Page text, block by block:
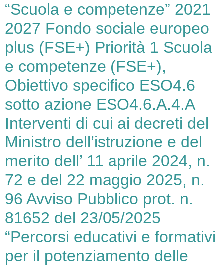
“Scuola e competenze” 2021
2027 Fondo sociale europeo
plus (FSE+) Priorità 1 Scuola
e competenze (FSE+),
Obiettivo specifico ESO4.6
sotto azione ESO4.6.A.4.A
Interventi di cui ai decreti del
Ministro dell’istruzione e del
merito dell’ 11 aprile 2024, n.
72 e del 22 maggio 2025, n.
96 Avviso Pubblico prot. n.
81652 del 23/05/2025
“Percorsi educativi e formativi
per il potenziamento delle